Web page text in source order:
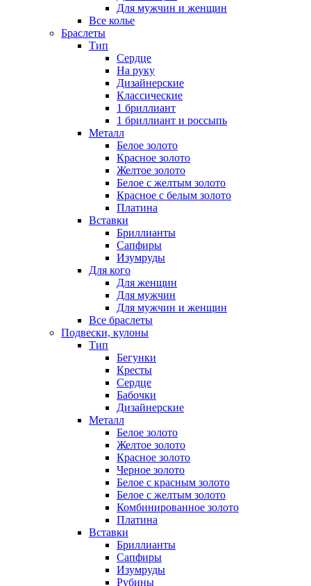
Для мужчин и женщин
Все колье
Браслеты
Тип
Сердце
На руку
Дизайнерские
Классические
1 бриллиант
1 бриллиант и россыпь
Металл
Белое золото
Красное золото
Желтое золото
Белое с желтым золото
Красное с белым золото
Платина
Вставки
Бриллианты
Сапфиры
Изумруды
Для кого
Для женщин
Для мужчин
Для мужчин и женщин
Все браслеты
Подвески, кулоны
Тип
Бегунки
Кресты
Сердце
Бабочки
Дизайнерские
Металл
Белое золото
Желтое золото
Красное золото
Черное золото
Белое с красным золото
Белое с желтым золото
Комбинированное золото
Платина
Вставки
Бриллианты
Сапфиры
Изумруды
Рубины